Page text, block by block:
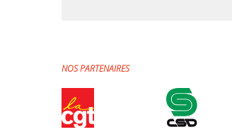
NOS PARTENAIRES